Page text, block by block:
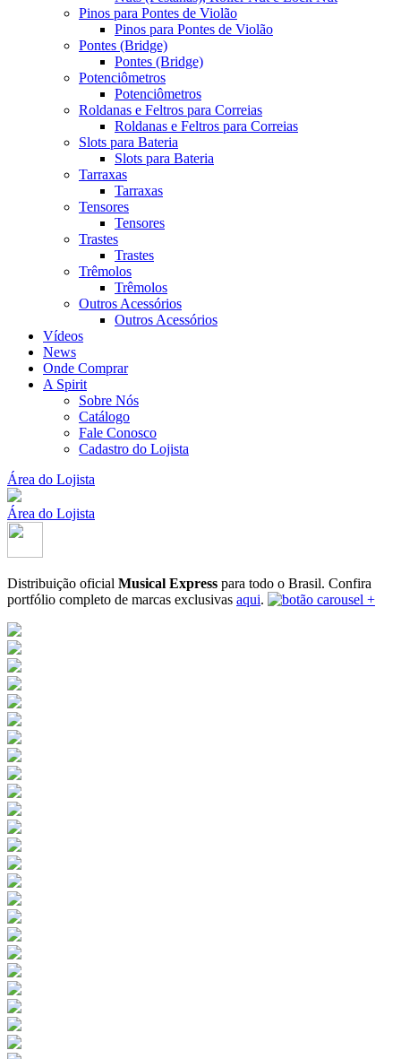
Pinos para Pontes de Violão
Pinos para Pontes de Violão
Pontes (Bridge)
Pontes (Bridge)
Potenciômetros
Potenciômetros
Roldanas e Feltros para Correias
Roldanas e Feltros para Correias
Slots para Bateria
Slots para Bateria
Tarraxas
Tarraxas
Tensores
Tensores
Trastes
Trastes
Trêmolos
Trêmolos
Outros Acessórios
Outros Acessórios
Vídeos
News
Onde Comprar
A Spirit
Sobre Nós
Catálogo
Fale Conosco
Cadastro do Lojista
Área do Lojista
Área do Lojista
Distribuição oficial Musical Express para todo o Brasil. Confira
portfólio completo de marcas exclusivas aqui.